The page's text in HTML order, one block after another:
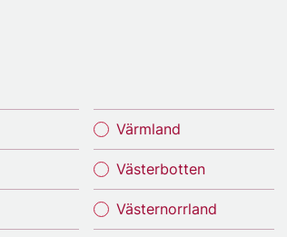
Värmland
Västerbotten
Västernorrland